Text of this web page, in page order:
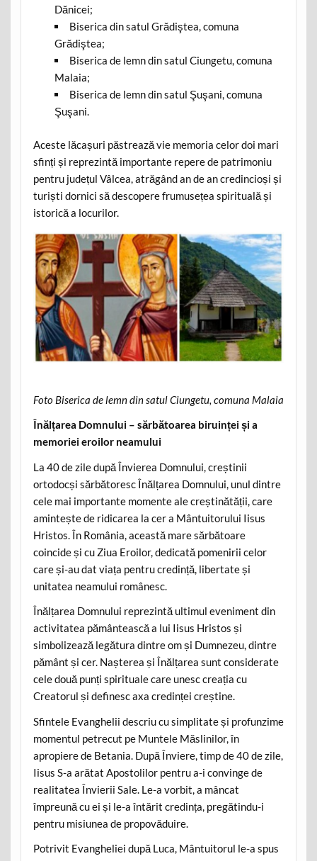
Dănicei;
Biserica din satul Grădiştea, comuna
Grădiştea;
Biserica de lemn din satul Ciungetu, comuna
Malaia;
Biserica de lemn din satul Şuşani, comuna
Şuşani.
Aceste lăcașuri păstrează vie memoria celor doi mari
sfinți și reprezintă importante repere de patrimoniu
pentru județul Vâlcea, atrăgând an de an credincioși și
turiști dornici să descopere frumusețea spirituală și
istorică a locurilor.
Foto Biserica de lemn din satul Ciungetu, comuna Malaia
Înălțarea Domnului – sărbătoarea biruinței și a
memoriei eroilor neamului
La 40 de zile după Învierea Domnului, creștinii
ortodocși sărbătoresc Înălțarea Domnului, unul dintre
cele mai importante momente ale creștinătății, care
amintește de ridicarea la cer a Mântuitorului Iisus
Hristos. În România, această mare sărbătoare
coincide și cu Ziua Eroilor, dedicată pomenirii celor
care și-au dat viața pentru credință, libertate și
unitatea neamului românesc.
Înălțarea Domnului reprezintă ultimul eveniment din
activitatea pământească a lui Iisus Hristos și
simbolizează legătura dintre om și Dumnezeu, dintre
pământ și cer. Nașterea și Înălțarea sunt considerate
cele două punți spirituale care unesc creația cu
Creatorul și definesc axa credinței creștine.
Sfintele Evanghelii descriu cu simplitate și profunzime
momentul petrecut pe Muntele Măslinilor, în
apropiere de Betania. După Înviere, timp de 40 de zile,
Iisus S-a arătat Apostolilor pentru a-i convinge de
realitatea Învierii Sale. Le-a vorbit, a mâncat
împreună cu ei și le-a întărit credința, pregătindu-i
pentru misiunea de propovăduire.
Potrivit Evangheliei după Luca, Mântuitorul le-a spus